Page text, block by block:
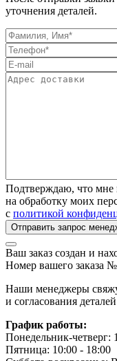
уточнения деталей.
Подтверждаю, что мне
на обработку моих
с политикой
Ваш заказ создан и
Номер вашего заказа
Наши менеджеры
и согласования
График работы:
Понедельник-четверг:
Пятница: 10:00 - 18:00